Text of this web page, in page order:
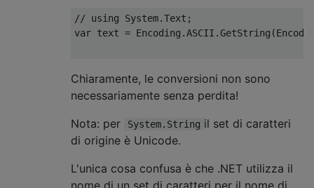
// using System.Text;
var text = Encoding .ASCII .GetString (
Chiaramente, le conversioni non sono
necessariamente senza perdita!
Nota: per
System.String il set di caratteri
di origine è Unicode.
L'unica cosa confusa è che .NET utilizza il
nome di un set di caratteri per il nome di